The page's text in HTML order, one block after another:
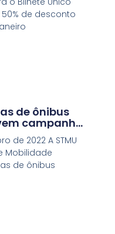
de desconto
de ônibus
campanha
de 2022 A STMU
Mobilidade
de ônibus